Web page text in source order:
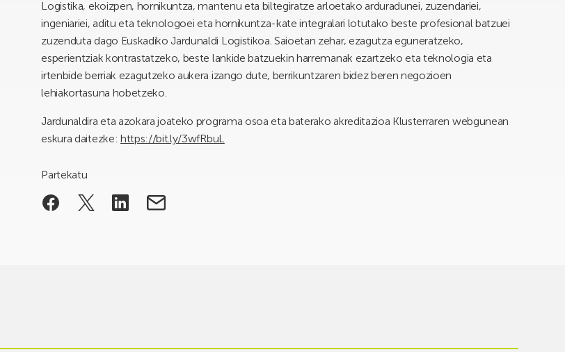
Logistika, ekoizpen, hornikuntza, mantenu eta biltegiratze arloetako arduradunei, zuzendariei,
ingeniariei, aditu eta teknologoei eta hornikuntza-kate integralari lotutako beste profesional batzuei
zuzenduta dago Euskadiko Jardunaldi Logistikoa. Saioetan zehar, ezagutza eguneratzeko,
esperientziak kontrastatzeko, beste lankide batzuekin harremanak ezartzeko eta teknologia eta
irtenbide berriak ezagutzeko aukera izango dute, berrikuntzaren bidez beren negozioen
lehiakortasuna hobetzeko.
Jardunaldira eta azokara joateko programa osoa eta baterako akreditazioa Klusterraren webgunean
eskura daitezke: https://bit.ly/3wfRbuL
Partekatu